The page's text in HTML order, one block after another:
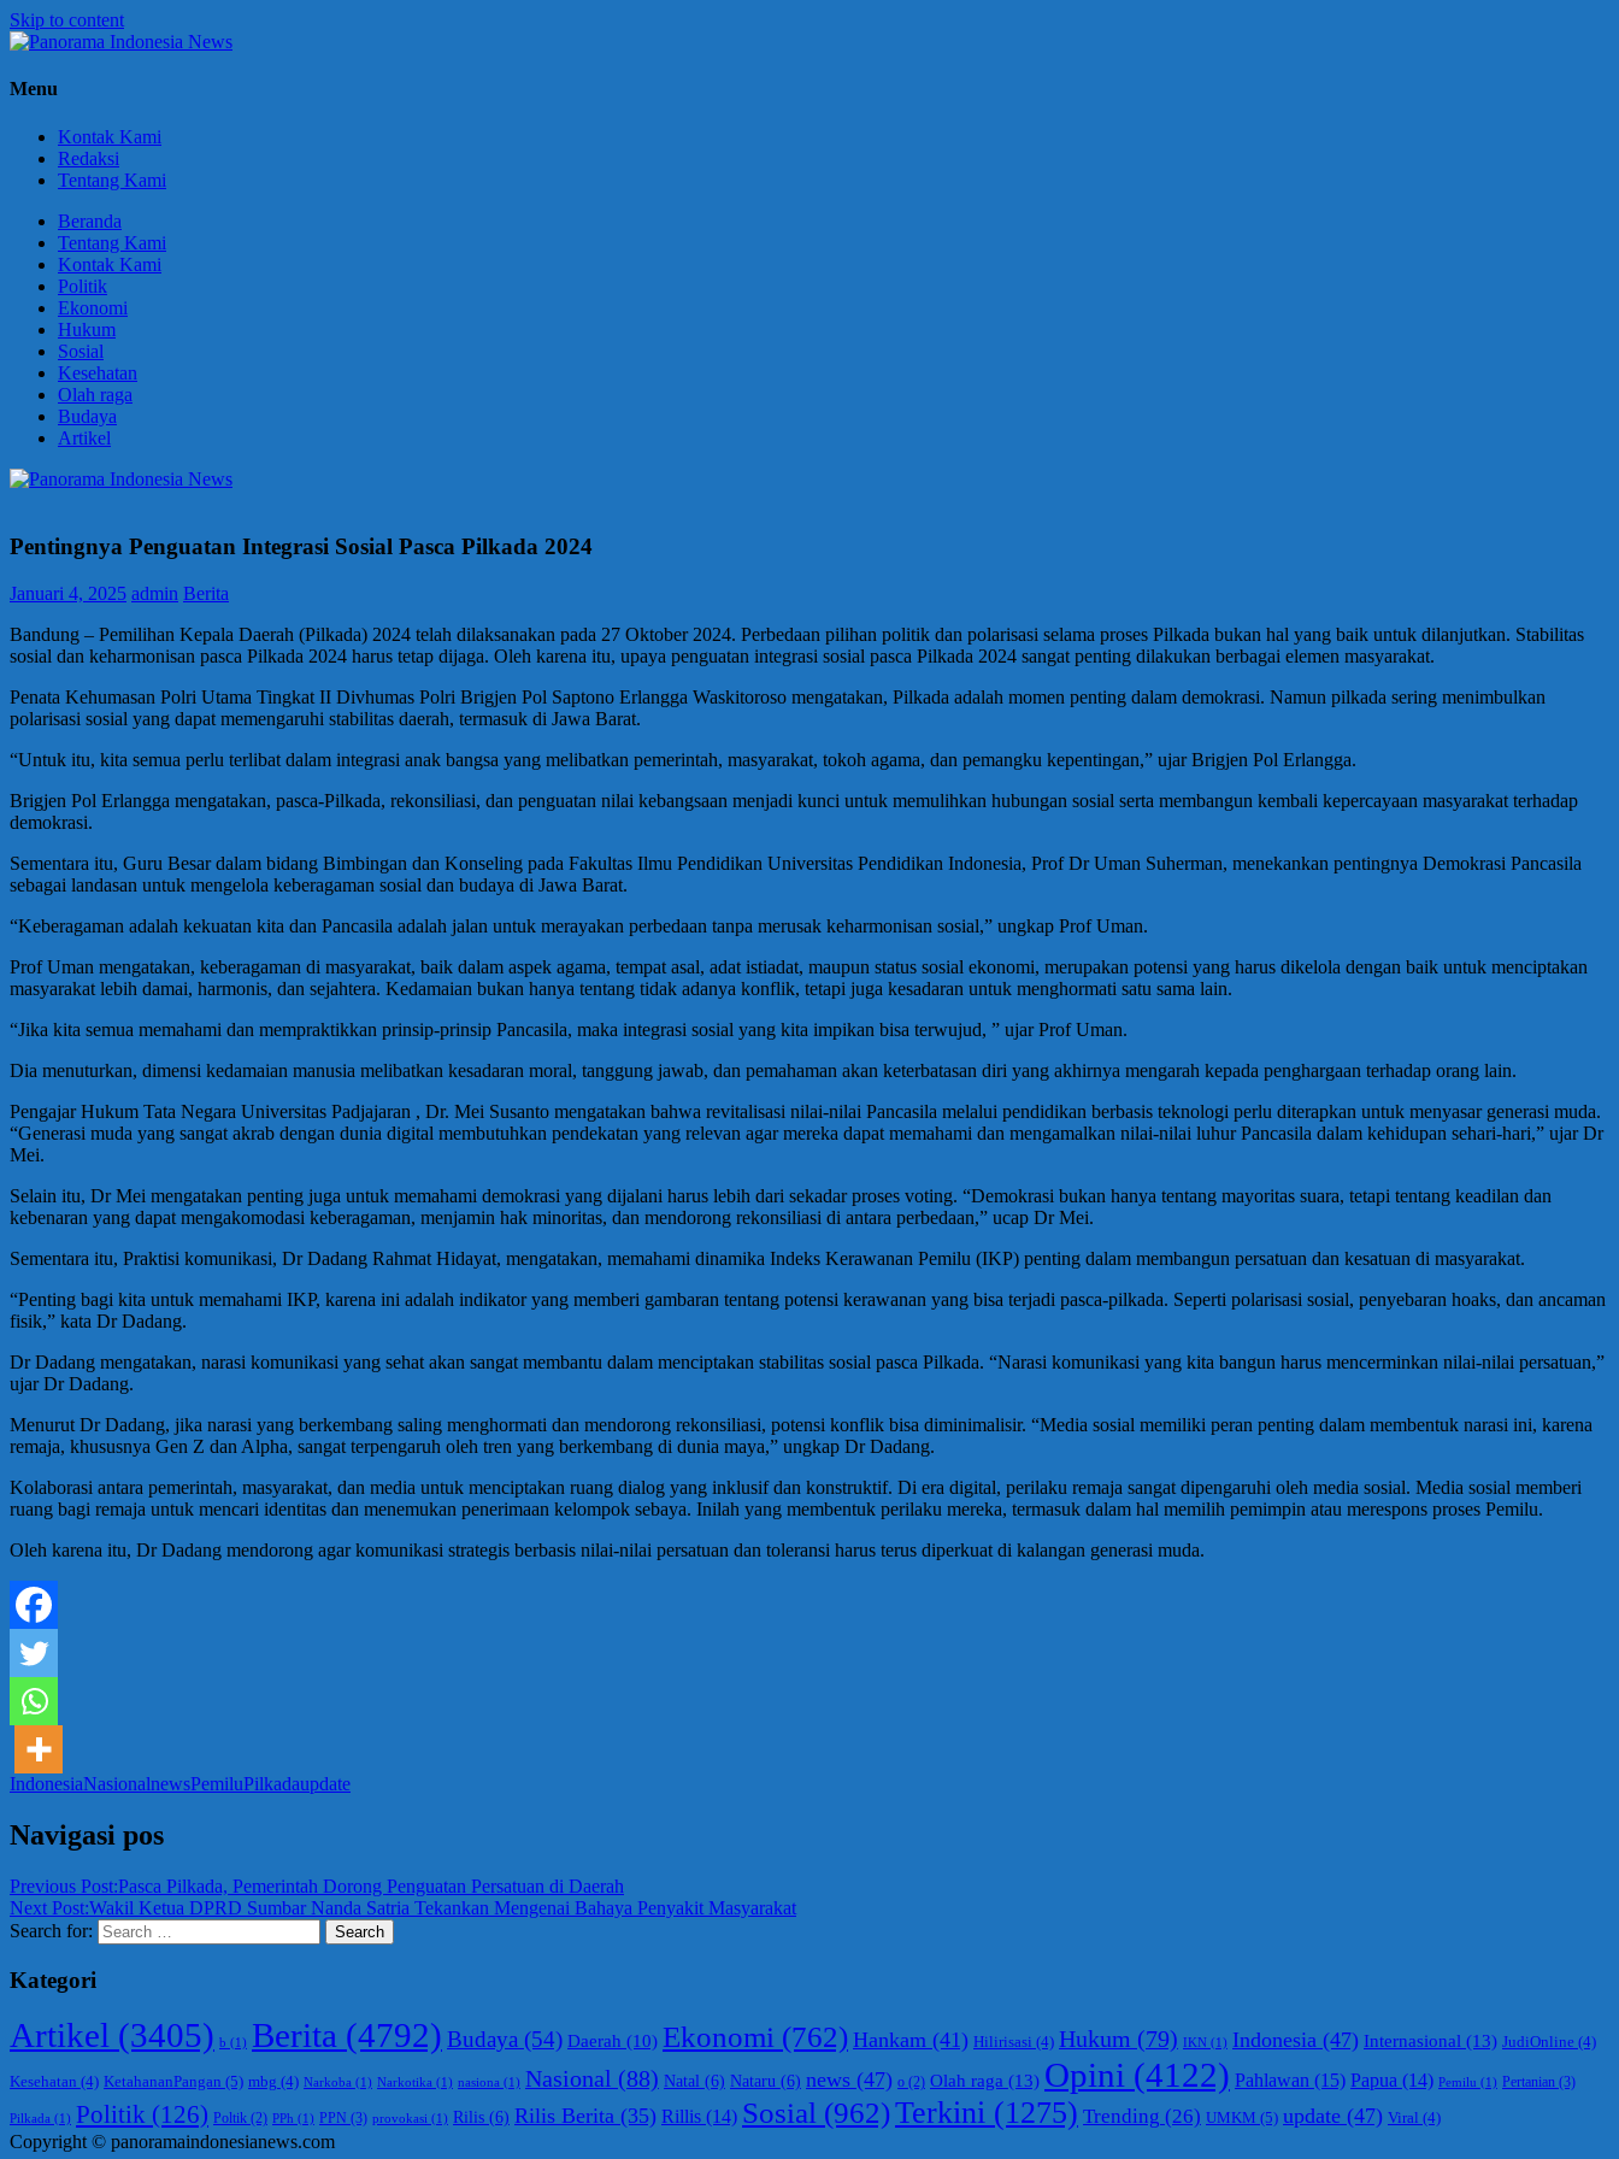
Skip to content
Panorama
Berani
Menu
Kontak Kami
Redaksi
Tentang Kami
Beranda
Tentang Kami
Kontak Kami
Politik
Ekonomi
Hukum
Sosial
Kesehatan
Olah raga
Budaya
Artikel
Pentingnya Penguatan Integrasi Sosial Pasca Pilkada 2024
Januari 4, 2025 admin Berita
Bandung – Pemilihan Kepala Daerah (Pilkada) 2024 telah dilaksanakan pada 27 Oktober 2024. Perbedaan pilihan politik dan polarisasi selama proses Pilkada bukan hal yang baik untuk dilanjutkan. Stabilitas
sosial dan keharmonisan pasca Pilkada 2024 harus tetap dijaga. Oleh karena itu, upaya penguatan integrasi sosial pasca Pilkada 2024 sangat penting dilakukan berbagai elemen masyarakat.
Penata Kehumasan Polri Utama Tingkat II Divhumas Polri Brigjen Pol Saptono Erlangga Waskitoroso mengatakan, Pilkada adalah momen penting dalam demokrasi. Namun pilkada sering menimbulkan
polarisasi sosial yang dapat memengaruhi stabilitas daerah, termasuk di Jawa Barat.
“Untuk itu, kita semua perlu terlibat dalam integrasi anak bangsa yang melibatkan pemerintah, masyarakat, tokoh agama, dan pemangku kepentingan,” ujar Brigjen Pol Erlangga.
Brigjen Pol Erlangga mengatakan, pasca-Pilkada, rekonsiliasi, dan penguatan nilai kebangsaan menjadi kunci untuk memulihkan hubungan sosial serta membangun kembali kepercayaan masyarakat terhadap
demokrasi.
Sementara itu, Guru Besar dalam bidang Bimbingan dan Konseling pada Fakultas Ilmu Pendidikan Universitas Pendidikan Indonesia, Prof Dr Uman Suherman, menekankan pentingnya Demokrasi Pancasila
sebagai landasan untuk mengelola keberagaman sosial dan budaya di Jawa Barat.
“Keberagaman adalah kekuatan kita dan Pancasila adalah jalan untuk merayakan perbedaan tanpa merusak keharmonisan sosial,” ungkap Prof Uman.
Prof Uman mengatakan, keberagaman di masyarakat, baik dalam aspek agama, tempat asal, adat istiadat, maupun status sosial ekonomi, merupakan potensi yang harus dikelola dengan baik untuk menciptakan
masyarakat lebih damai, harmonis, dan sejahtera. Kedamaian bukan hanya tentang tidak adanya konflik, tetapi juga kesadaran untuk menghormati satu sama lain.
“Jika kita semua memahami dan mempraktikkan prinsip-prinsip Pancasila, maka integrasi sosial yang kita impikan bisa terwujud, ” ujar Prof Uman.
Dia menuturkan, dimensi kedamaian manusia melibatkan kesadaran moral, tanggung jawab, dan pemahaman akan keterbatasan diri yang akhirnya mengarah kepada penghargaan terhadap orang lain.
Pengajar Hukum Tata Negara Universitas Padjajaran , Dr. Mei Susanto mengatakan bahwa revitalisasi nilai-nilai Pancasila melalui pendidikan berbasis teknologi perlu diterapkan untuk menyasar generasi muda.
“Generasi muda yang sangat akrab dengan dunia digital membutuhkan pendekatan yang relevan agar mereka dapat memahami dan mengamalkan nilai-nilai luhur Pancasila dalam kehidupan sehari-hari,” ujar Dr
Mei.
Selain itu, Dr Mei mengatakan penting juga untuk memahami demokrasi yang dijalani harus lebih dari sekadar proses voting. “Demokrasi bukan hanya tentang mayoritas suara, tetapi tentang keadilan dan
kebenaran yang dapat mengakomodasi keberagaman, menjamin hak minoritas, dan mendorong rekonsiliasi di antara perbedaan,” ucap Dr Mei.
Sementara itu, Praktisi komunikasi, Dr Dadang Rahmat Hidayat, mengatakan, memahami dinamika Indeks Kerawanan Pemilu (IKP) penting dalam membangun persatuan dan kesatuan di masyarakat.
“Penting bagi kita untuk memahami IKP, karena ini adalah indikator yang memberi gambaran tentang potensi kerawanan yang bisa terjadi pasca-pilkada. Seperti polarisasi sosial, penyebaran hoaks, dan ancaman
fisik,” kata Dr Dadang.
Dr Dadang mengatakan, narasi komunikasi yang sehat akan sangat membantu dalam menciptakan stabilitas sosial pasca Pilkada. “Narasi komunikasi yang kita bangun harus mencerminkan nilai-nilai persatuan,”
ujar Dr Dadang.
Menurut Dr Dadang, jika narasi yang berkembang saling menghormati dan mendorong rekonsiliasi, potensi konflik bisa diminimalisir. “Media sosial memiliki peran penting dalam membentuk narasi ini, karena
remaja, khususnya Gen Z dan Alpha, sangat terpengaruh oleh tren yang berkembang di dunia maya,” ungkap Dr Dadang.
Kolaborasi antara pemerintah, masyarakat, dan media untuk menciptakan ruang dialog yang inklusif dan konstruktif. Di era digital, perilaku remaja sangat dipengaruhi oleh media sosial. Media sosial memberi
ruang bagi remaja untuk mencari identitas dan menemukan penerimaan kelompok sebaya. Inilah yang membentuk perilaku mereka, termasuk dalam hal memilih pemimpin atau merespons proses Pemilu.
Oleh karena itu, Dr Dadang mendorong agar komunikasi strategis berbasis nilai-nilai persatuan dan toleransi harus terus diperkuat di kalangan generasi muda.
IndonesiaNasionalnewsPemiluPilkadaupdate
Navigasi pos
Previous Post:Pasca Pilkada, Pemerintah Dorong Penguatan Persatuan di Daerah
Next Post:Wakil Ketua DPRD Sumbar Nanda Satria Tekankan Mengenai Bahaya Penyakit Masyarakat
Search for:
Search
Kategori
Artikel (3405) b (1) Berita (4792) Budaya (54) Daerah (10) Ekonomi (762) Hankam (41) Hilirisasi (4) Hukum (79) IKN (1) Indonesia (47) Internasional (13) JudiOnline (4)
Kesehatan (4) KetahananPangan (5) mbg (4) Narkoba (1) Narkotika (1) nasiona (1) Nasional (88) Natal (6) Nataru (6) news (47) o (2) Olah raga (13) Opini (4122) Pahlawan (15) Papua (14) Pemilu (1) Pertanian (3)
Pilkada (1) Politik (126) Poltik (2) PPh (1) PPN (3) provokasi (1) Rilis (6) Rilis Berita (35) Rillis (14) Sosial (962)Terkini (1275) Trending (26) UMKM (5) update (47) Viral (4)
Copyright © panoramaindonesianews.com